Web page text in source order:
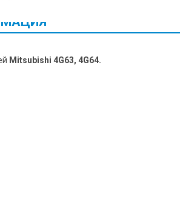
Mitsubishi 4G63, 4G64.